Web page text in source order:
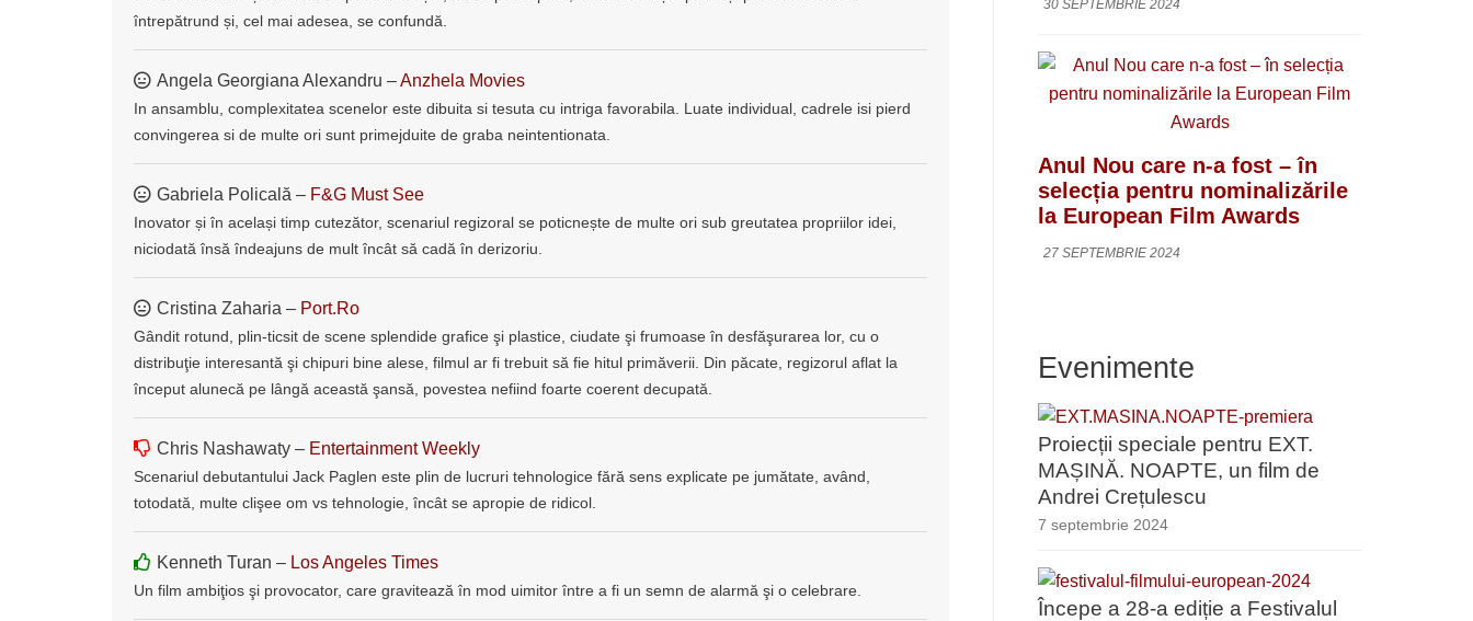
întrepătrund și, cel mai adesea, se confundă.
Angela Georgiana Alexandru –Anzhela Movies
In ansamblu, complexitatea scenelor este dibuita si tesuta cu intriga favorabila. Luate individual, cadrele isi pierd
convingerea si de multe ori sunt primejduite de graba neintentionata.
Gabriela Policală – F&G Must See
Inovator și în același timp cutezător, scenariul regizoral se poticnește de multe ori sub greutatea propriilor idei,
niciodată însă îndeajuns de mult încât să cadă în derizoriu.
Cristina Zaharia – Port.Ro
Gândit rotund, plin-ticsit de scene splendide grafice şi plastice, ciudate şi frumoase în desfăşurarea lor, cu o
distribuţie interesantă şi chipuri bine alese, filmul ar fi trebuit să fie hitul primăverii. Din păcate, regizorul aflat la
început alunecă pe lângă această şansă, povestea nefiind foarte coerent decupată.
Chris Nashawaty – Entertainment Weekly
Scenariul debutantului Jack Paglen este plin de lucruri tehnologice fără sens explicate pe jumătate, având,
totodată, multe clişee om vs tehnologie, încât se apropie de ridicol.
Kenneth Turan – Los Angeles Times
Un film ambiţios şi provocator, care gravitează în mod uimitor între a fi un semn de alarmă şi o celebrare.
30 SEPTEMBRIE 2024
Anul Nou care n-a fost – în
selecția pentru nominalizările
la European Film Awards
27 SEPTEMBRIE 2024
Evenimente
Proiecții speciale pentru EXT.
MAȘINĂ. NOAPTE, un film de
Andrei Crețulescu
7 septembrie 2024
Începe a 28-a ediție a Festivalul